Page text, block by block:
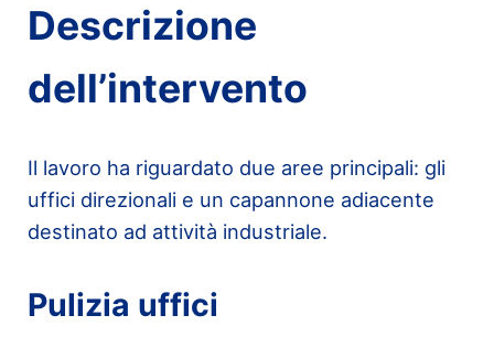
Descrizione
dell’intervento
Il lavoro ha riguardato due aree principali: gli
uffici direzionali e un capannone adiacente
destinato ad attività industriale.
Pulizia uffici